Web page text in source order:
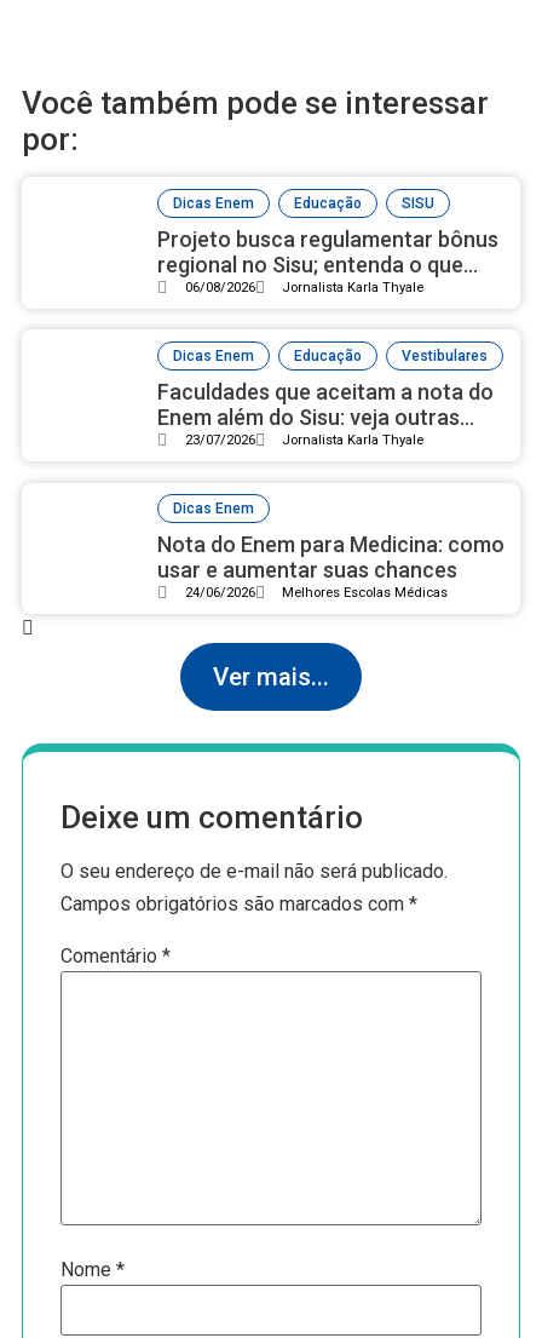
Você também pode se interessar
por:
Dicas Enem , Educação , SISU
Projeto busca regulamentar bônus
regional no Sisu; entenda o que
pode mudar para os candidatos
06/08/2026 Jornalista Karla Thyale
Dicas Enem , Educação , Vestibulares
Faculdades que aceitam a nota do
Enem além do Sisu: veja outras
formas de ingressar no ensino
23/07/2026 Jornalista Karla Thyale
Dicas Enem
Nota do Enem para Medicina: como
usar e aumentar suas chances
24/06/2026 Melhores Escolas Médicas
Ver mais...
Deixe um comentário
O seu endereço de e-mail não será publicado.
Campos obrigatórios são marcados com*
Comentário*
Nome*